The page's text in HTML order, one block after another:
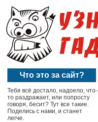
Что это за сайт?
Тебя всё достало, надоело, что-
то раздражает, или попросту
говоря, бесит? Тут все такие.
Поделись с нами, и станет
легче.